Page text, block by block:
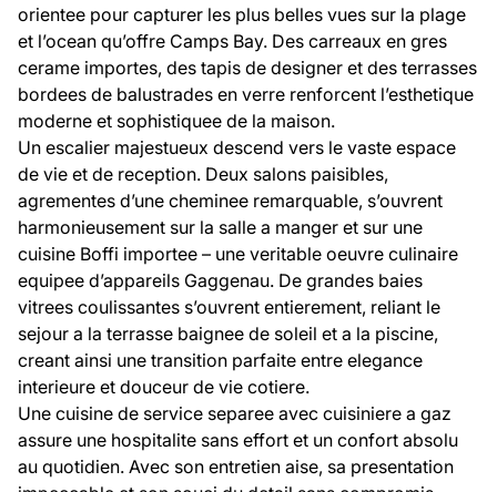
orientee pour capturer les plus belles vues sur la plage
et l’ocean qu’offre Camps Bay. Des carreaux en gres
cerame importes, des tapis de designer et des terrasses
bordees de balustrades en verre renforcent l’esthetique
moderne et sophistiquee de la maison.
Un escalier majestueux descend vers le vaste espace
de vie et de reception. Deux salons paisibles,
agrementes d’une cheminee remarquable, s’ouvrent
harmonieusement sur la salle a manger et sur une
cuisine Boffi importee – une veritable oeuvre culinaire
equipee d’appareils Gaggenau. De grandes baies
vitrees coulissantes s’ouvrent entierement, reliant le
sejour a la terrasse baignee de soleil et a la piscine,
creant ainsi une transition parfaite entre elegance
interieure et douceur de vie cotiere.
Une cuisine de service separee avec cuisiniere a gaz
assure une hospitalite sans effort et un confort absolu
au quotidien. Avec son entretien aise, sa presentation